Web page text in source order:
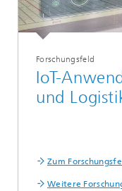
Forschungsfeld
IoT-
und
Zum
Weitere